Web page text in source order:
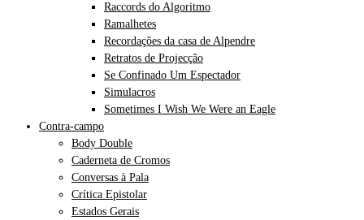
Raccords do Algoritmo
Ramalhetes
Recordações da casa de Alpendre
Retratos de Projecção
Se Confinado Um Espectador
Simulacros
Sometimes I Wish We Were an Eagle
Contra-campo
Body Double
Caderneta de Cromos
Conversas à Pala
Crítica Epistolar
Estados Gerais